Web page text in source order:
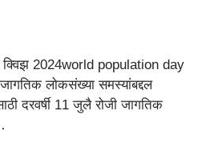
क्विझ 2024world population day
लोकसंख्या समस्यांबद्दल
दरवर्षी 11 जुलै रोजी जागतिक